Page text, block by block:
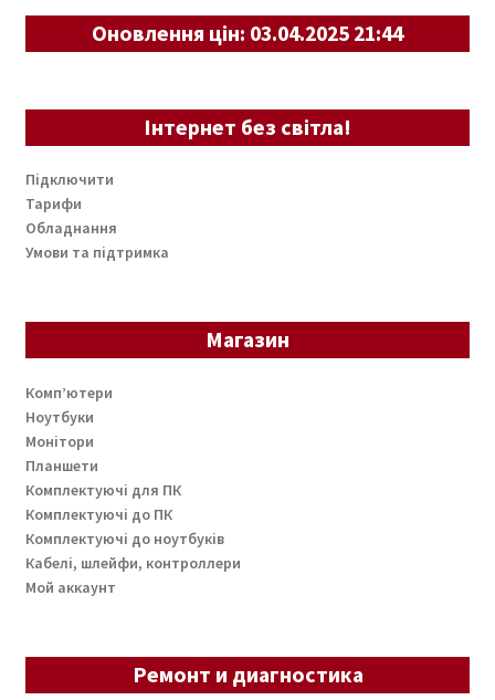
Оновлення цін: 03.04.2025 21:44
Інтернет без світла!
Підключити
Тарифи
Обладнання
Умови та підтримка
Магазин
Комп’ютери
Ноутбуки
Монітори
Планшети
Комплектуючі для ПК
Комплектуючі до ПК
Комплектуючі до ноутбуків
Кабелі, шлейфи, контроллери
Мой аккаунт
Ремонт и диагностика